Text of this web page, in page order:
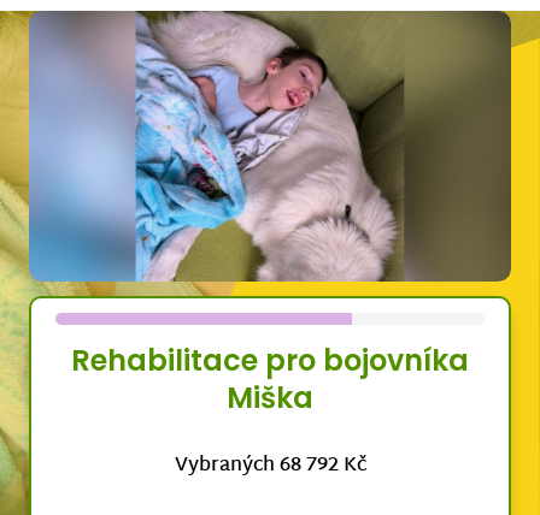
Rehabilitace pro bojovníka
Miška
Vybraných 68 792 Kč